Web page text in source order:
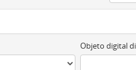
Objeto digital